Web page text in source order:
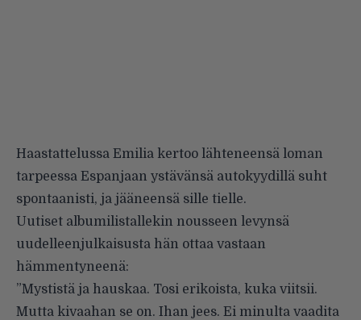
Haastattelussa Emilia kertoo lähteneensä loman
tarpeessa Espanjaan ystävänsä autokyydillä suht
spontaanisti, ja jääneensä sille tielle.
Uutiset albumilistallekin nousseen levynsä
uudelleenjulkaisusta hän ottaa vastaan
hämmentyneenä:
”Mystistä ja hauskaa. Tosi erikoista, kuka viitsii.
Mutta kivaahan se on. Ihan jees. Ei minulta vaadita